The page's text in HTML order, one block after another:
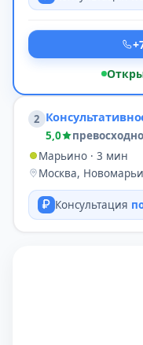
2
5,0 превосходно
Марьино · 3 мин
Москва,
Консультация